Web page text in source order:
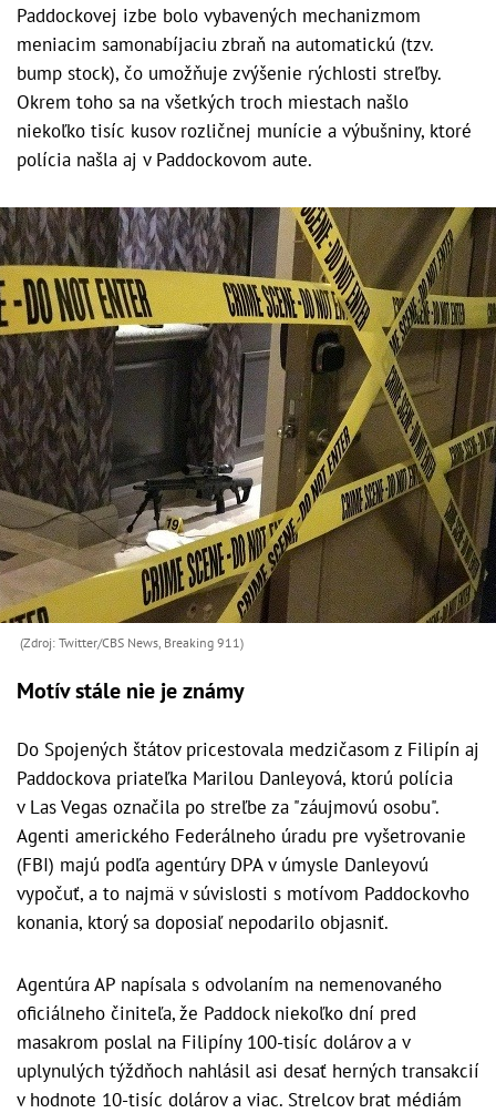
Paddockovej izbe bolo vybavených mechanizmom
meniacim samonabíjaciu zbraň na automatickú (tzv.
bump stock), čo umožňuje zvýšenie rýchlosti streľby.
Okrem toho sa na všetkých troch miestach našlo
niekoľko tisíc kusov rozličnej munície a výbušniny, ktoré
polícia našla aj v Paddockovom aute.
(Zdroj: Twitter/CBS News, Breaking 911)
Motív stále nie je známy
Do Spojených štátov pricestovala medzičasom z Filipín aj
Paddockova priateľka Marilou Danleyová, ktorú polícia
v Las Vegas označila po streľbe za "záujmovú osobu".
Agenti amerického Federálneho úradu pre vyšetrovanie
(FBI) majú podľa agentúry DPA v úmysle Danleyovú
vypočuť, a to najmä v súvislosti s motívom Paddockovho
konania, ktorý sa doposiaľ nepodarilo objasniť.
Agentúra AP napísala s odvolaním na nemenovaného
oficiálneho činiteľa, že Paddock niekoľko dní pred
masakrom poslal na Filipíny 100-tisíc dolárov a v
uplynulých týždňoch nahlásil asi desať herných transakcií
v hodnote 10-tisíc dolárov a viac. Strelcov brat médiám